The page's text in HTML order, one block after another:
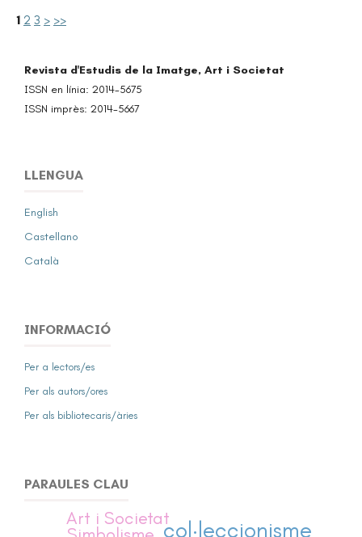
1 2 3 > >>
Revista d'Estudis de la Imatge, Art i Societat
ISSN en línia: 2014-5675
ISSN imprès: 2014-5667
LLENGUA
English
Castellano
Català
INFORMACIÓ
Per a lectors/es
Per als autors/ores
Per als bibliotecaris/àries
PARAULES CLAU
col·leccionisme
Art i Societat